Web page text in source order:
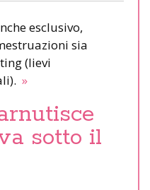
esclusivo,
sia
(lievi
»
sotto il